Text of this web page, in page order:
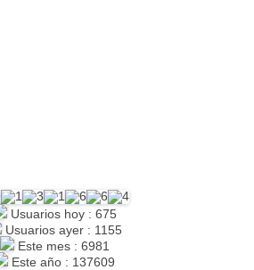
Usuarios hoy : 675
Usuarios ayer : 1155
Este mes : 6981
Este año : 137609